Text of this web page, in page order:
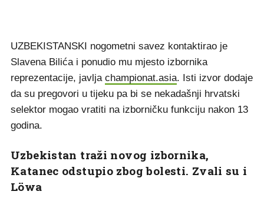
UZBEKISTANSKI nogometni savez kontaktirao je
Slavena Bilića i ponudio mu mjesto izbornika
reprezentacije, javlja championat.asia. Isti izvor dodaje
da su pregovori u tijeku pa bi se nekadašnji hrvatski
selektor mogao vratiti na izborničku funkciju nakon 13
godina.
Uzbekistan traži novog izbornika,
Katanec odstupio zbog bolesti. Zvali su i
Löwa